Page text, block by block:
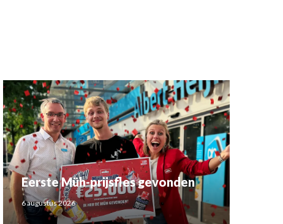
Eerste Müh-prijsfles gevonden
6 augustus 2026